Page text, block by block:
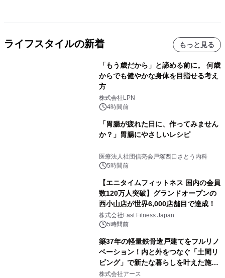
ライフスタイルの新着 もっと見る
「もう歳だから」と諦める前に。 何歳
からでも健やかな身体を目指せる考え
方
株式会社LPN
4時間前
「胃腸が疲れた日に、作ってみません
か？」胃腸にやさしいレシピ
医療法人社団信亮会戸塚西口さとう内科
5時間前
【エニタイムフィットネス 国内の会員
数120万人突破】グランドオープンの
西小山店が世界6,000店舗目で達成！
株式会社Fast Fitness Japan
5時間前
築37年の軽量鉄骨造戸建てをフルリノ
ベーション！内と外をつなぐ「土間リ
ビング」で新たな暮らしを叶えた施工
事例を株式会社アースが公開
株式会社アース